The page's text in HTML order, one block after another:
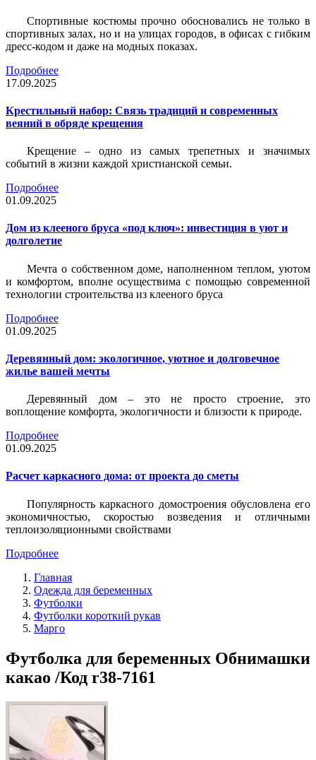
Спортивные костюмы прочно обосновались не только в
спортивных залах, но и на улицах городов, в офисах с гибким
дресс-кодом и даже на модных показах.
Подробнее
17.09.2025
Крестильный набор: Связь традиций и современных
веяний в обряде крещения
Крещение – одно из самых трепетных и значимых
событий в жизни каждой христианской семьи.
Подробнее
01.09.2025
Дом из клееного бруса «под ключ»: инвестиция в уют и
долголетие
Мечта о собственном доме, наполненном теплом, уютом
и комфортом, вполне осуществима с помощью современной
технологии строительства из клееного бруса
Подробнее
01.09.2025
Деревянный дом: экологичное, уютное и долговечное
жилье вашей мечты
Деревянный дом – это не просто строение, это
воплощение комфорта, экологичности и близости к природе.
Подробнее
01.09.2025
Расчет каркасного дома: от проекта до сметы
Популярность каркасного домостроения обусловлена его
экономичностью, скоростью возведения и отличными
теплоизоляционными свойствами
Подробнее
Главная
Одежда для беременных
Футболки
Футболки короткий рукав
Марго
Футболка для беременных Обнимашки
какао /Код r38-7161